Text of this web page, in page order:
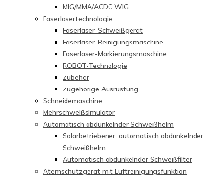
MIG/MMA/ACDC WIG
Faserlasertechnologie
Faserlaser-Schweißgerät
Faserlaser-Reinigungsmaschine
Faserlaser-Markierungsmaschine
ROBOT-Technologie
Zubehör
Zugehörige Ausrüstung
Schneidemaschine
Mehrschweißsimulator
Automatisch abdunkelnder Schweißhelm
Solarbetriebener, automatisch abdunkelnder
Schweißhelm
Automatisch abdunkelnder Schweißfilter
Atemschutzgerät mit Luftreinigungsfunktion